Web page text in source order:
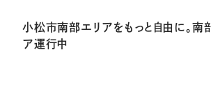
小松市南部エリアをもっと自由に。南
ア運行中